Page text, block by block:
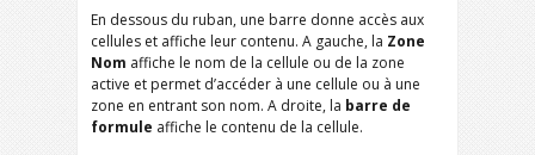
En dessous du ruban, une barre donne accès aux
cellules et affiche leur contenu. A gauche, la Zone
Nom affiche le nom de la cellule ou de la zone
active et permet d’accéder à une cellule ou à une
zone en entrant son nom. A droite, la barre de
formule affiche le contenu de la cellule.